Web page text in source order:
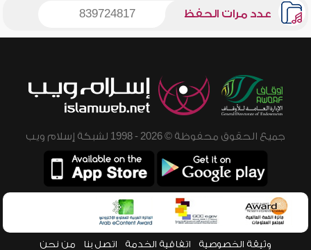
عدد مرات الحفظ 839724817
جميع الحقوق محفوظة © 2026 - 1998 لشبكة إسلام ويب
وثيقة الخصوصية اتفاقية الخدمة اتصل بنا من نحن